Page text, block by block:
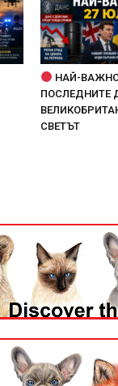
НАЙ-
ПОСЛЕДНИТЕ
СВЕТЪТ